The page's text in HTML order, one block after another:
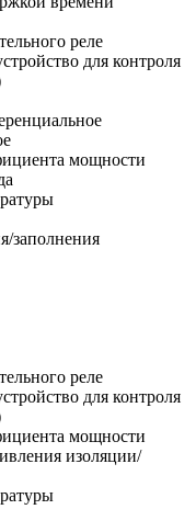
реле
для контроля
мощности
заполнения
реле
для контроля
мощности
изоляции/